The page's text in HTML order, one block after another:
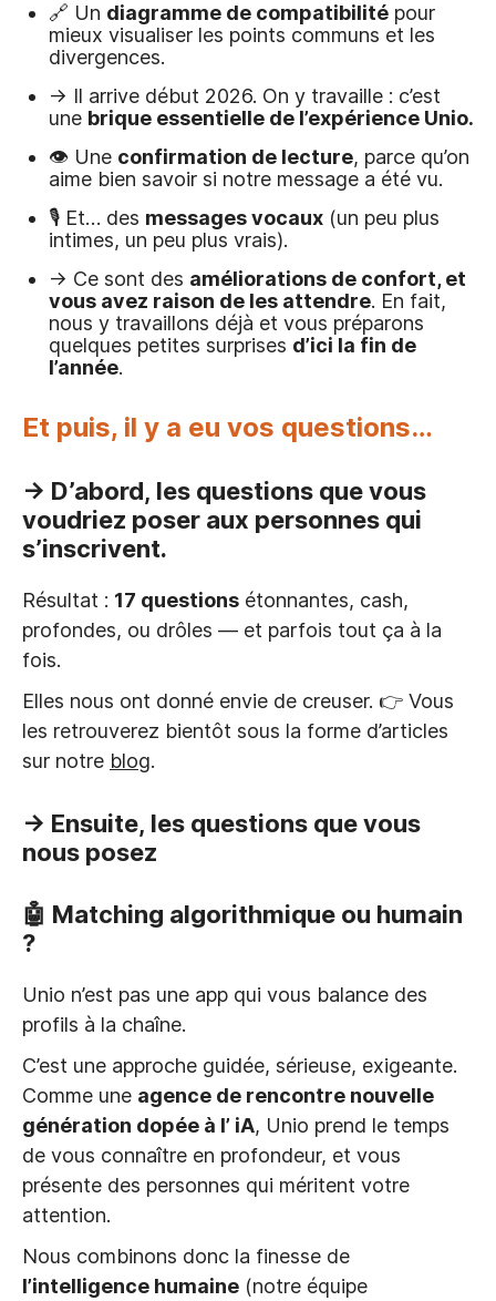
🔗 Un diagramme de compatibilité pour
mieux visualiser les points communs et les
divergences.
→ Il arrive début 2026. On y travaille : c’est
une brique essentielle de l’expérience Unio.
👁 Une confirmation de lecture, parce qu’on
aime bien savoir si notre message a été vu.
🎙 Et… des messages vocaux (un peu plus
intimes, un peu plus vrais).
→ Ce sont des améliorations de confort, et
vous avez raison de les attendre. En fait,
nous y travaillons déjà et vous préparons
quelques petites surprises d’ici la fin de
l’année.
Et puis, il y a eu vos questions…
→ D’abord, les questions que vous
voudriez poser aux personnes qui
s’inscrivent.
Résultat : 17 questions étonnantes, cash,
profondes, ou drôles — et parfois tout ça à la
fois.
Elles nous ont donné envie de creuser. 👉 Vous
les retrouverez bientôt sous la forme d’articles
sur notre blog.
→ Ensuite, les questions que vous
nous posez
🤖 Matching algorithmique ou humain
?
Unio n’est pas une app qui vous balance des
profils à la chaîne.
C’est une approche guidée, sérieuse, exigeante.
Comme une agence de rencontre nouvelle
génération dopée à l’ iA, Unio prend le temps
de vous connaître en profondeur, et vous
présente des personnes qui méritent votre
attention.
Nous combinons donc la finesse de
l’intelligence humaine (notre équipe